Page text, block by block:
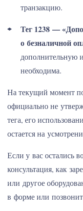
транзакцию.
Тег 1238 —
о безналичной
дополнительную
необходима.
На текущий момент
официально не
тега, его
остается на
Если у вас остались
консультация, как
или другое
в форме или